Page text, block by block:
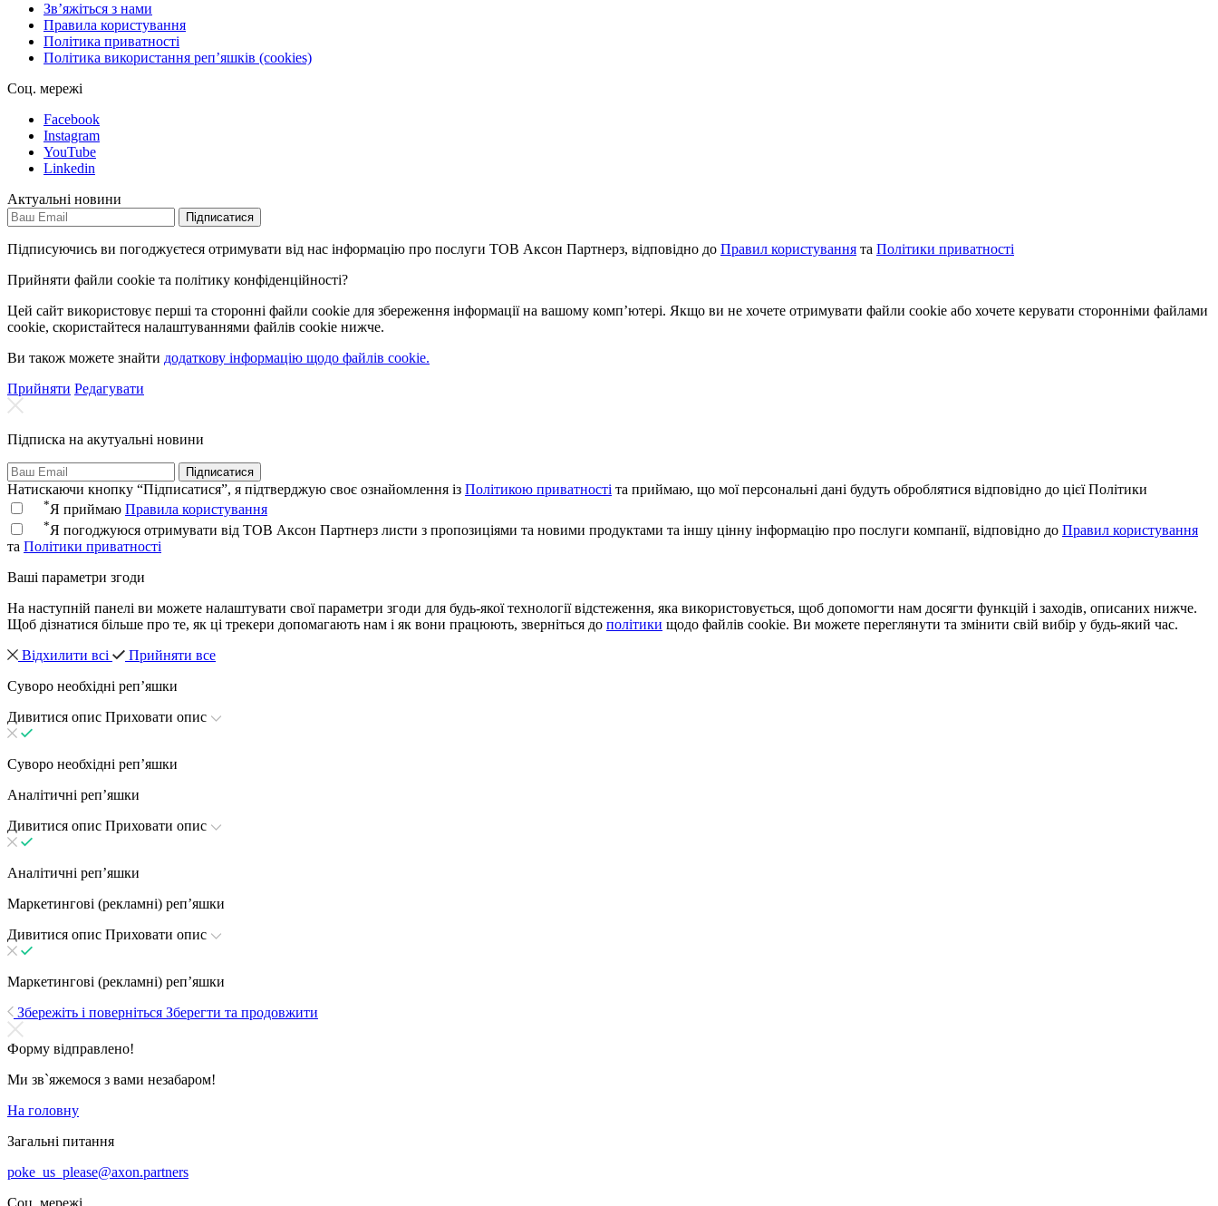
Зв’яжіться з нами
Правила користування
Політика приватності
Політика використання репʼяшків (cookies)
Соц. мережі
Facebook
Instagram
YouTube
Linkedin
Актуальні новини
Підписатися
Підписуючись ви погоджуєтеся отримувати від нас інформацію про послуги ТОВ Аксон Партнерз, відповідно до Правил користування та Політики приватності
Прийняти файли cookie та політику конфіденційності?
Цей сайт використовує перші та сторонні файли cookie для збереження інформації на вашому комп’ютері. Якщо ви не хочете отримувати файли cookie або хочете керувати сторонніми файлами
cookie, скористайтеся налаштуваннями файлів cookie нижче.
Ви також можете знайти додаткову інформацію щодо файлів cookie.
Прийняти Редагувати
Підписка на акутуальні новини
Підписатися
Натискаючи кнопку “Підписатися”, я підтверджую своє ознайомлення із Політикою приватності та приймаю, що мої персональні дані будуть оброблятися відповідно до цієї Політики
*Я приймаю Правила користування
*Я погоджуюся отримувати від ТОВ Аксон Партнерз листи з пропозиціями та новими продуктами та іншу цінну інформацію про послуги компанії, відповідно до Правил користування
та Політики приватності
Ваші параметри згоди
На наступній панелі ви можете налаштувати свої параметри згоди для будь-якої технології відстеження, яка використовується, щоб допомогти нам досягти функцій і заходів, описаних нижче.
Щоб дізнатися більше про те, як ці трекери допомагають нам і як вони працюють, зверніться до політики щодо файлів cookie. Ви можете переглянути та змінити свій вибір у будь-який час.
Відхилити всі
Прийняти все
Суворо необхідні репʼяшки
Дивитися опис Приховати опис
Суворо необхідні репʼяшки
Аналітичні репʼяшки
Дивитися опис Приховати опис
Аналітичні репʼяшки
Маркетингові (рекламні) репʼяшки
Дивитися опис Приховати опис
Маркетингові (рекламні) репʼяшки
Збережіть і поверніться Зберегти та продовжити
Форму відправлено!
Ми зв`яжемося з вами незабаром!
На головну
Загальні питання
poke_us_please@axon.partners
Соц. мережі